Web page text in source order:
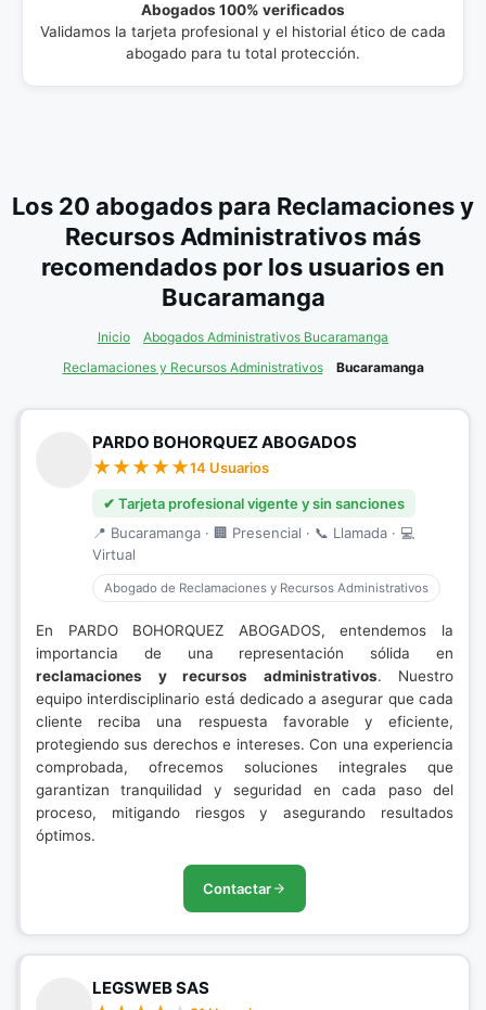
Abogados 100% verificados
Validamos la tarjeta profesional y el historial ético de cada
abogado para tu total protección.
Los 20 abogados para Reclamaciones y
Recursos Administrativos más
recomendados por los usuarios en
Bucaramanga
Inicio
Abogados Administrativos Bucaramanga
Reclamaciones y Recursos Administrativos
Bucaramanga
PARDO BOHORQUEZ ABOGADOS
14 Usuarios
✔ Tarjeta profesional vigente y sin sanciones
📍 Bucaramanga · 🏢 Presencial · 📞 Llamada · 💻
Virtual
Abogado de Reclamaciones y Recursos Administrativos
En PARDO BOHORQUEZ ABOGADOS, entendemos la
importancia de una representación sólida en
reclamaciones y recursos administrativos. Nuestro
equipo interdisciplinario está dedicado a asegurar que cada
cliente reciba una respuesta favorable y eficiente,
protegiendo sus derechos e intereses. Con una experiencia
comprobada, ofrecemos soluciones integrales que
garantizan tranquilidad y seguridad en cada paso del
proceso, mitigando riesgos y asegurando resultados
óptimos.
Contactar
LEGSWEB SAS